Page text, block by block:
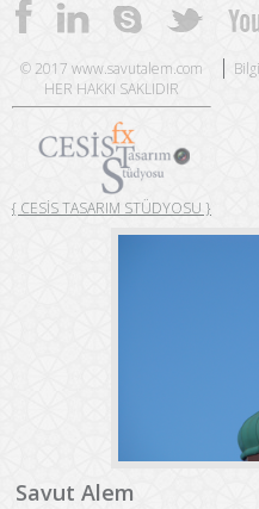
© 2017 www.savutalem.com
HER HAKKI SAKLIDIR
{ CESİS TASARIM STÜDYOSU }
Savut Alem